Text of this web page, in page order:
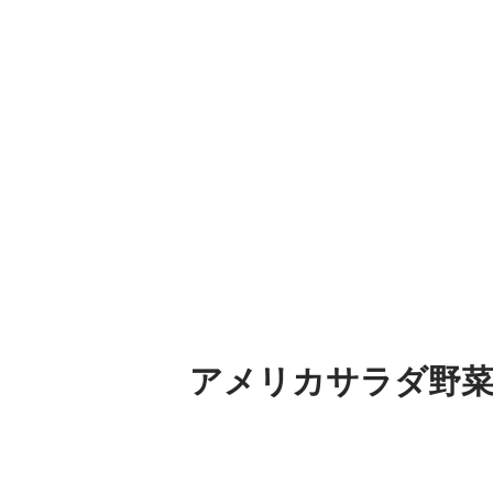
アメリカサラダ野